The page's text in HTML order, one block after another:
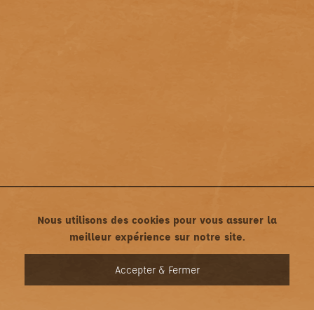
Mentions légales•Politique de confidentialité
Nous utilisons des cookies pour vous assurer la
meilleur expérience sur notre site.
Accepter & Fermer